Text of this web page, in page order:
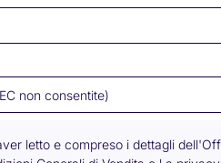
letto e compreso i dettagli